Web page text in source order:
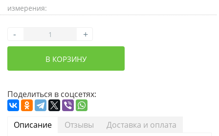
измерения:
- +
В КОРЗИНУ
Поделиться в соцсетях:
Описание Отзывы Доставка и оплата